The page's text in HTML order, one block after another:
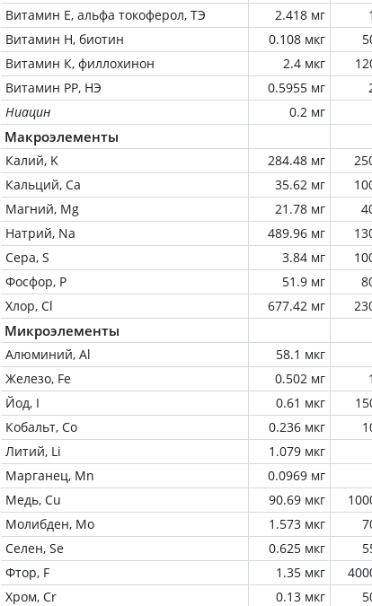
Витамин Е, альфа токоферол, ТЭ
2.418 мг
Витамин Н, биотин
0.108 мкг
Витамин К, филлохинон
2.4 мкг
Витамин РР, НЭ
0.5955 мг
Ниацин
0.2 мг
Макроэлементы
Калий, K 284.48 мг
Кальций, Ca
35.62 мг
Магний, Mg
21.78 мг
Натрий, Na
489.96 мг
Сера, S
3.84 мг
Фосфор, P
51.9 мг
Хлор, Cl
677.42 мг
Микроэлементы
Алюминий, Al 58.1 мкг
Железо, Fe
0.502 мг
Йод, I
0.61 мкг
Кобальт, Co
0.236 мкг
Литий, Li
1.079 мкг
Марганец, Mn
0.0969 мг
Медь, Cu
90.69 мкг
Молибден, Mo
1.573 мкг
Селен, Se
0.625 мкг
Фтор, F
1.35 мкг
Хром, Cr
0.13 мкг